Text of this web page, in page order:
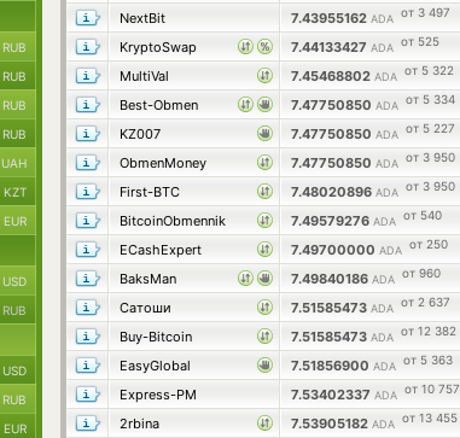
NextBit
7.43955162 ADA от 3 497
KryptoSwap
7.44133427 ADA от 525
MultiVal
7.45468802 ADA от 5 322
Best-Obmen
7.47750850 ADA от 5 334
KZ007
7.47750850 ADA от 5 227
ObmenMoney
7.47750850 ADA от 3 950
First-BTC
7.48020896 ADA от 3 950
BitcoinObmennik
7.49579276 ADA от 540
ECashExpert
7.49700000 ADA от 250
BaksMan
7.49840186 ADA от 960
Сатоши
7.51585473 ADA от 2 637
Buy-Bitcoin
7.51585473 ADA от 12 382
EasyGlobal
7.51856900 ADA от 5 363
Express-PM
7.53402337 ADA от 10 757
2rbina
7.53905182 ADA от 13 455
RUB
RUB
RUB
RUB
UAH
KZT
EUR
USD
RUB
USD
RUB
EUR